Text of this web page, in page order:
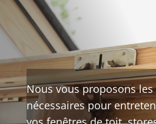
Nous vous proposons les
nécessaires pour